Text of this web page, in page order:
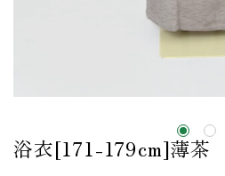
浴衣[171-179cm]薄茶